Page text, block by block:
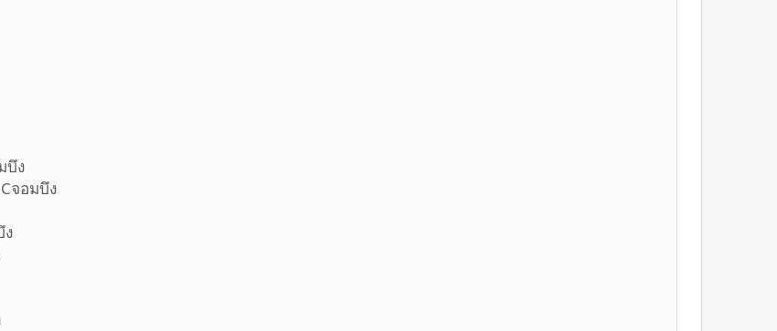
มบึง
บึง
บึง
จอมบึง
อมบึง
จอมบึง
อมบึง
จอมบึง
อง CNCจอมบึง
มบึง
จอมบึง
จอมบึง
จอมบึง
จอมบึง
ตจอมบึง